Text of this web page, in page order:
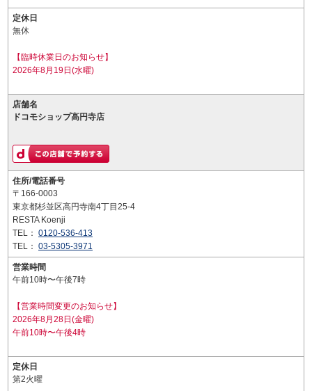
定休日
無休
【臨時休業日のお知らせ】
2026年8月19日(水曜)
店舗名
ドコモショップ高円寺店
住所/電話番号
〒166-0003
東京都杉並区高円寺南4丁目25-4
RESTA Koenji
TEL： 0120-536-413
TEL： 03-5305-3971
営業時間
午前10時〜午後7時
【営業時間変更のお知らせ】
2026年8月28日(金曜)
午前10時〜午後4時
定休日
第2火曜